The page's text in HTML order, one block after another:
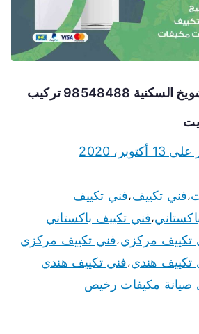
فني تكييف هندي الشويخ السكنية 98548488 تركيب
على 13 أكتوبر، 2020
،فني تكييف،فني تكييف
،فني تكييف باكستاني
تكييف مركزي،فني تكييف مركزي
تكييف هندي،فني تكييف هندي
صيانة مكيفات رخيص